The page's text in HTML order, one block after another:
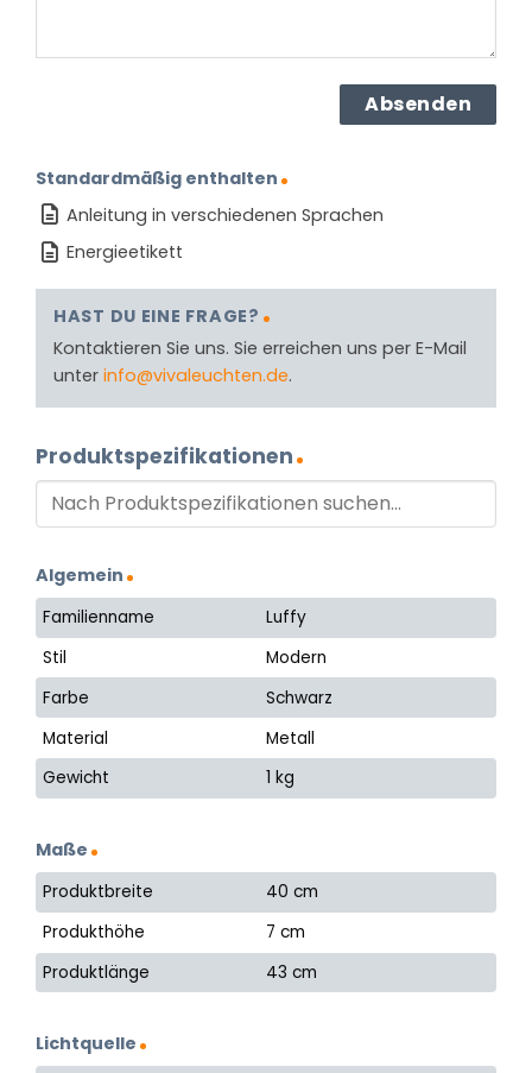
Standardmäßig enthalten
Anleitung in verschiedenen Sprachen
Energieetikett
HAST DU EINE FRAGE?
Kontaktieren Sie uns. Sie erreichen uns per E-Mail
unter info@vivaleuchten.de.
Produktspezifikationen
Algemein
Familienname
Luffy
Stil
Modern
Farbe
Schwarz
Material
Metall
Gewicht
1 kg
Maße
Produktbreite
40 cm
Produkthöhe
7 cm
Produktlänge
43 cm
Lichtquelle